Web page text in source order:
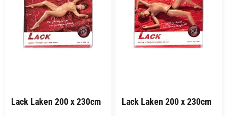
Lack Laken 200 x 230cm Lack Laken 200 x 230cm